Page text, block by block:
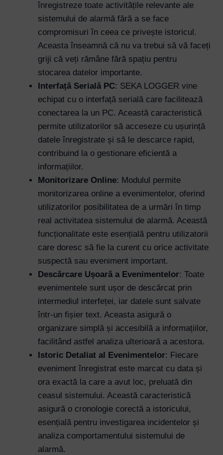
înregistreze toate activitățile relevante ale
sistemului de alarmă fără a se face
compromisuri în ceea ce privește istoricul.
Aceasta înseamnă că nu va trebui să vă faceți
griji că veți rămâne fără spațiu pentru
stocarea datelor importante.
Interfață Serială PC: SEKA LOGGER vine
echipat cu o interfață serială care facilitează
conectarea la un PC. Această caracteristică
permite utilizatorilor să acceseze cu ușurință
datele înregistrate și să le descarce rapid,
contribuind la o gestionare eficientă a
informațiilor.
Monitorizare Online: Modulul permite
monitorizarea online a evenimentelor, oferind
utilizatorilor posibilitatea de a urmări în timp
real activitatea sistemului de alarmă. Această
funcționalitate este esențială pentru utilizatorii
care doresc să fie la curent cu orice activitate
suspectă sau eveniment important.
Descărcare Ușoară a Evenimentelor: Toate
evenimentele sunt ușor de descărcat prin
intermediul interfeței, iar datele sunt salvate
într-un fișier text. Aceasta asigură o
organizare simplă și accesibilă a informațiilor,
facilitând astfel analiza ulterioară a acestora.
Istoric Detaliat al Evenimentelor: Fiecare
eveniment înregistrat este marcat cu data și
ora exactă la care a avut loc, preluată din
ceasul sistemului. Această caracteristică
asigură o cronologie corectă a istoricului,
esențială pentru investigarea incidentelor și
analiza comportamentului sistemului de
alarmă.
Username or Email Address